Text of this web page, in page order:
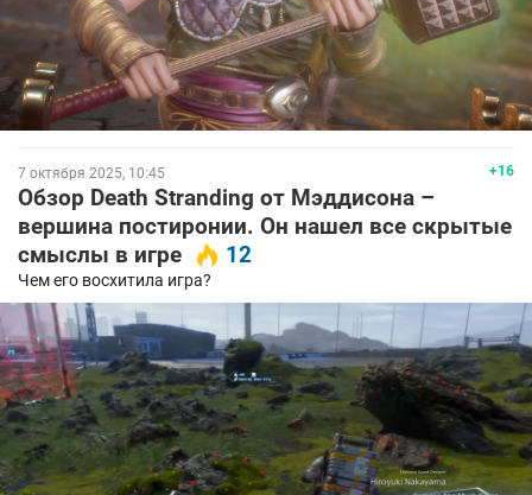
+16
7 октября 2025, 10:45
Обзор Death Stranding от Мэддисона –
вершина постиронии. Он нашел все скрытые
смыслы в игре
12